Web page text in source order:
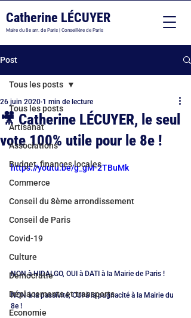
Catherine LÉCUYER
Maire du 8e arr. de Paris | Conseillère de Paris
Post
Tous les posts
Artisanat
Associations
Budget, finances locales
Commerce
Conseil du 8ème arrondissement
Conseil de Paris
Covid-19
Culture
Démocratie
Déplacements et transports
Economie
Tous les posts
🎥 Catherine LÉCUYER, le seul
vote 100% utile pour le 8e !
26 juin 2020 1 min de lecture
https://youtu.be/g_gM-2TBuMk
NON à HIDALGO, OUI à DATI à la Mairie de Paris !
NON à la passivité, OUI à la pugnacité à la Mairie du
8e !